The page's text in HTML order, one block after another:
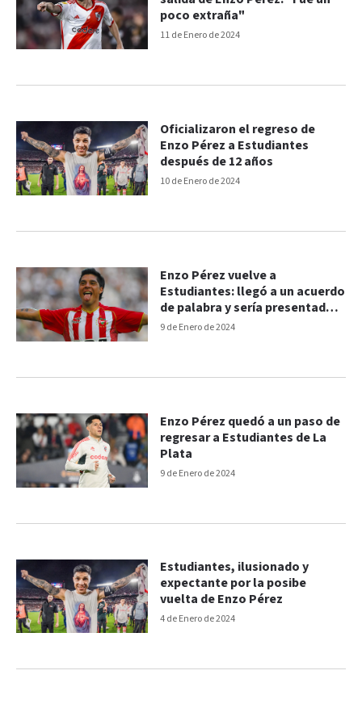
11 de Enero de 2024
poco extraña"
10 de Enero de 2024
Oficializaron el regreso de
Enzo Pérez a Estudiantes
después de 12 años
9 de Enero de 2024
Enzo Pérez vuelve a
Estudiantes: llegó a un acuerdo
de palabra y sería presentado
antes del fin de semana
9 de Enero de 2024
Enzo Pérez quedó a un paso de
regresar a Estudiantes de La
Plata
4 de Enero de 2024
Estudiantes, ilusionado y
expectante por la posibe
vuelta de Enzo Pérez